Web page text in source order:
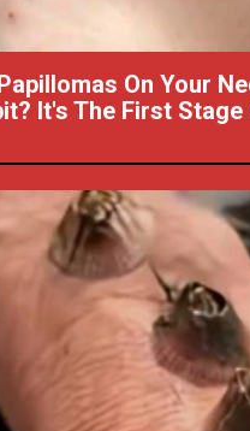
On Your
It's The First Stage